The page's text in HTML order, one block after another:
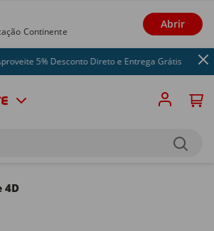
Continente
Abrir
5% Desconto Direto e Entrega Grátis
4D